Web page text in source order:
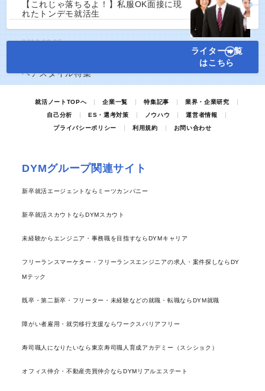
【これじゃ落ちるよ！】私服OK面接に現
れたトンデモ就活生
2018.03.05
ヘアスタイル特集
ライター一覧
はこちら
就活ノートTOPへ 企業一覧 特集記事
業界・企業研究
自己分析
ES・選考対策 ノウハウ
運営者情報
プライバシーポリシー
利用規約 お問い合わせ
DYMグループ関連サイト
新卒就活エージェントならミーツカンパニー
新卒就活スカウトならDYMスカウト
未経験からエンジニア・事務職を目指すならDYMキャリア
フリーランスマーケター・フリーランスエンジニアの求人・案件探しならDY
Mテック
既卒・第二新卒・フリーター・未経験などの就職・転職ならDYM就職
障がい者雇用・就労移行支援ならワークスバリアフリー
寿司職人になりたいなら東京寿司職人育成アカデミー（スシショク）
オフィス仲介・不動産売買仲介ならDYMリアルエステート